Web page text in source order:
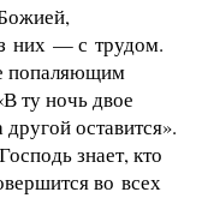
них — с трудом.
попаляющим
ту ночь двое
оставится».
знает, кто
во всех